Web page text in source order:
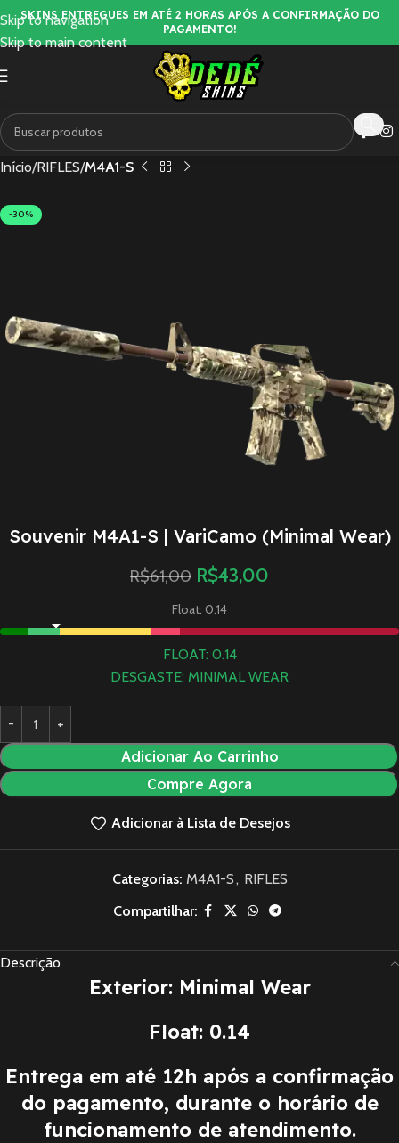
Skip to navigation
Skip to main content
SKINS ENTREGUES EM ATÉ 2 HORAS APÓS A CONFIRMAÇÃO DO
PAGAMENTO!
Início RIFLES M4A1-S
-30%
Souvenir M4A1-S | VariCamo (Minimal Wear)
R$61,00 R$43,00
Float: 0.14
FLOAT: 0.14
DESGASTE: MINIMAL WEAR
Adicionar Ao Carrinho
Compre Agora
Adicionar à Lista de Desejos
Categorias: M4A1-S, RIFLES
Compartilhar:
Descrição
Exterior: Minimal Wear
Float: 0.14
Entrega em até 12h após a confirmação
do pagamento, durante o horário de
funcionamento de atendimento.